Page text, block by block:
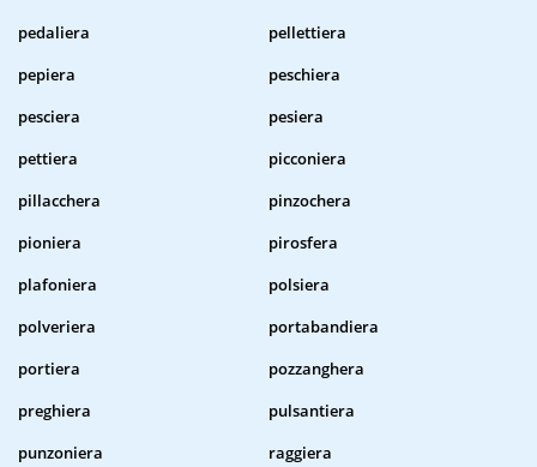
pedaliera
pellettiera
pepiera
peschiera
pesciera
pesiera
pettiera
picconiera
pillacchera
pinzochera
pioniera
pirosfera
plafoniera
polsiera
polveriera
portabandiera
portiera
pozzanghera
preghiera
pulsantiera
punzoniera
raggiera